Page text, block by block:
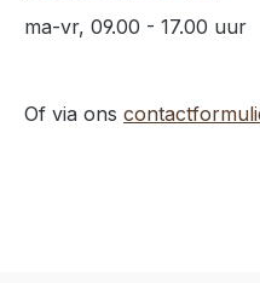
ma-vr, 09.00 - 17.00 uur
Of via ons